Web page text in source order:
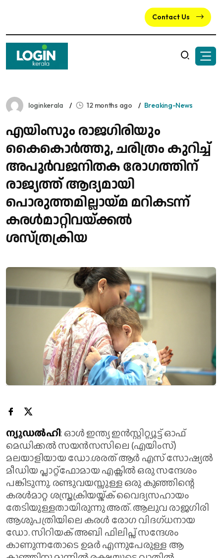
Contact Us
loginkerala 12 months ago Breaking-News
എയിംസും രാജഗിരിയും
കൈകൊർത്തു, ചരിത്രം കുറിച്ച്
അപൂർവജനിതക രോഗത്തിന്
രാജ്യത്ത് ആദ്യമായി
പൊരുത്തമില്ലായ്മ മറികടന്ന്
കരൾമാറ്റിവയ്ക്കൽ
ശസ്ത്രക്രിയ
ന്യൂഡൽഹി: ഓൾ ഇന്ത്യ ഇൻസ്റ്റിറ്റ്യൂട്ട് ഓഫ്
മെഡിക്കൽ സയൻസസിലെ (എയിംസ്)
മലയാളിയായ ഡോ.ശരത് ആർ എസ് സോഷ്യൽ
മീഡിയ പ്ലാറ്റ്ഫോമായ എക്സിൽ ഒരു സന്ദേശം
പങ്കിടുന്നു. രണ്ടുവയസ്സുള്ള ഒരു കുഞ്ഞിന്റെ
കരൾമാറ്റ ശസ്ത്രക്രിയയ്ക്ക് വൈദ്യസഹായം
തേടിയുള്ളതായിരുന്നു അത്. ആലുവ രാജഗിരി
ആശുപത്രിയിലെ കരൾ രോഗ വിദഗ്ധനായ
ഡോ. സിറിയക് അബി ഫിലിപ്സ് സന്ദേശം
കാണുന്നതോടെ ഉമർ എന്നുപേരുള്ള ആ